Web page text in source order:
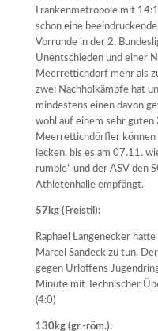
Frankenmetropole mit
schon eine
Vorrunde in der 2.
Unentschieden und einer
Meerrettichdorf mehr als
zwei Nachholkämpfe hat
mindestens einen davon
wohl auf einem sehr guten
Meerrettichdörfler können
lecken, bis es am 07.11.
rumble“ und der ASV den
Athletenhalle empfängt.
57kg (Freistil):
Raphael Langenecker
Marcel Sandeck zu tun.
gegen Urloffens
Minute mit Technischer
(4:0)
130kg (gr.-röm.):